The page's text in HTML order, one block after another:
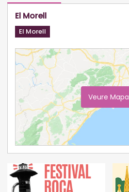
El Morell
El Morell
Veure Mapa